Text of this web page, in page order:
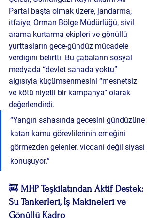
Partal başta olmak üzere, jandarma,
itfaiye, Orman Bölge Müdürlüğü, sivil
arama kurtarma ekipleri ve gönüllü
yurttaşların gece-gündüz mücadele
verdiğini belirtti. Bu çabaların sosyal
medyada “devlet sahada yoktu”
algısıyla küçümsenmesini “mesnetsiz
ve kötü niyetli bir kampanya” olarak
değerlendirdi.
“Yangın sahasında gecesini gündüzüne
katan kamu görevlilerinin emeğini
görmezden gelenler, vicdani değil siyasi
konuşuyor.”
🚒 MHP Teşkilatından Aktif Destek:
Su Tankerleri, İş Makineleri ve
Gönüllü Kadro